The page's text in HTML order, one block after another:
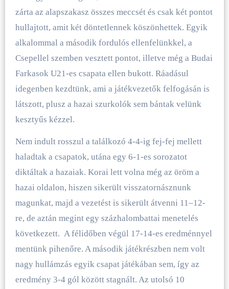
zárta az alapszakasz összes meccsét és csak két pontot
hullajtott, amit két döntetlennek köszönhettek. Egyik
alkalommal a második fordulós ellenfelünkkel, a
Csepellel szemben vesztett pontot, illetve még a Budai
Farkasok U21-es csapata ellen bukott. Ráadásul
idegenben kezdtünk, ami a játékvezetők felfogásán is
látszott, plusz a hazai szurkolók sem bántak velünk
kesztyűs kézzel.
Nem indult rosszul a találkozó 4-4-ig fej-fej mellett
haladtak a csapatok, utána egy 6-1-es sorozatot
diktáltak a hazaiak. Korai lett volna még az öröm a
hazai oldalon, hiszen sikerült visszatornásznunk
magunkat, majd a vezetést is sikerült átvenni 11–12-
re, de aztán megint egy százhalombattai menetelés
következett. A félidőben végül 17-14-es eredménnyel
mentünk pihenőre. A második játékrészben nem volt
nagy hullámzás egyik csapat játékában sem, így az
eredmény 3-4 gól között stagnált. Az utolsó 10